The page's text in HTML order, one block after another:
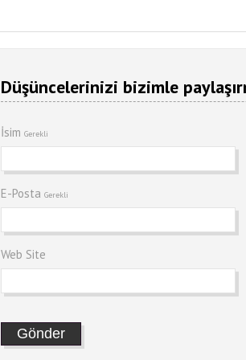
Düşüncelerinizi bizimle
İsim Gerekli
E-Posta Gerekli
Web Site